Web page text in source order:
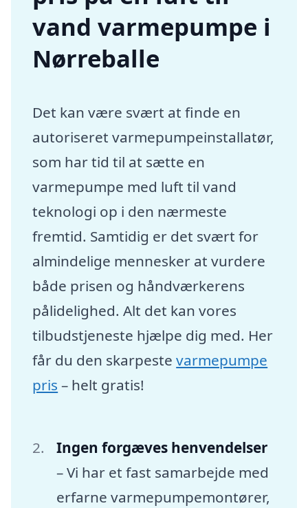
vand varmepumpe i
Nørreballe
Det kan være svært at finde en
autoriseret varmepumpeinstallatør,
som har tid til at sætte en
varmepumpe med luft til vand
teknologi op i den nærmeste
fremtid. Samtidig er det svært for
almindelige mennesker at vurdere
både prisen og håndværkerens
pålidelighed. Alt det kan vores
tilbudstjeneste hjælpe dig med. Her
får du den skarpestevarmepumpe
pris – helt gratis!
Ingen forgæves henvendelser
– Vi har et fast samarbejde med
erfarne varmepumpemontører,